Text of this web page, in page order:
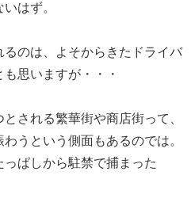
はず。
のは、よそからきたドライバ
思いますが・・・
される繁華街や商店街って、
うという側面もあるのでは。
ぱしから駐禁で捕まった